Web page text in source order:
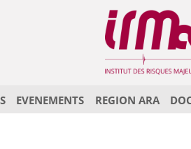
EVENEMENTS REGION ARA